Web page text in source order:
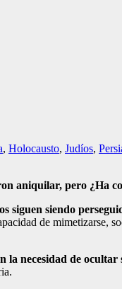
, Holocausto, Judíos,
aniquilar, pero ¿Ha
siendo
de mimetizarse,
necesidad de ocultar